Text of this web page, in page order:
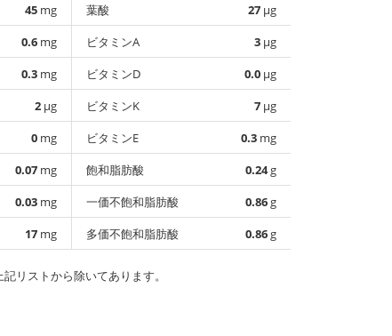
45 mg
0.6 mg
0.3 mg
2 µg
0 mg
0.07 mg
0.03 mg
17 mg
葉酸
27 µg
ビタミンA
3 µg
ビタミンD
0.0 µg
ビタミンK
7 µg
ビタミンE
0.3 mg
飽和脂肪酸
0.24g
一価不飽和脂肪酸
0.86g
多価不飽和脂肪酸
0.86g
リストから除いてあります。